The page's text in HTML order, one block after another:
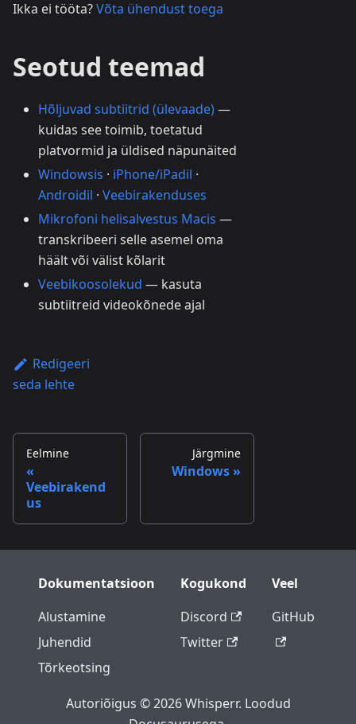
Ikka ei tööta?Võta ühendust toega
Seotud teemad
Hõljuvad subtiitrid (ülevaade)—
kuidas see toimib, toetatud
platvormid ja üldised näpunäited
Windowsis · iPhone/iPadil ·
Androidil · Veebirakenduses
Mikrofoni helisalvestus Macis —
transkribeeri selle asemel oma
häält või välist kõlarit
Veebikoosolekud — kasuta
subtiitreid videokõnede ajal
Redigeeri
seda lehte
Eelmine
Veebirakend
us
Järgmine
Windows
Dokumentatsioon
Alustamine
Juhendid
Tõrkeotsing
Kogukond
Discord
Twitter
Veel
GitHub
Autoriõigus © 2026 Whisperr. Loodud